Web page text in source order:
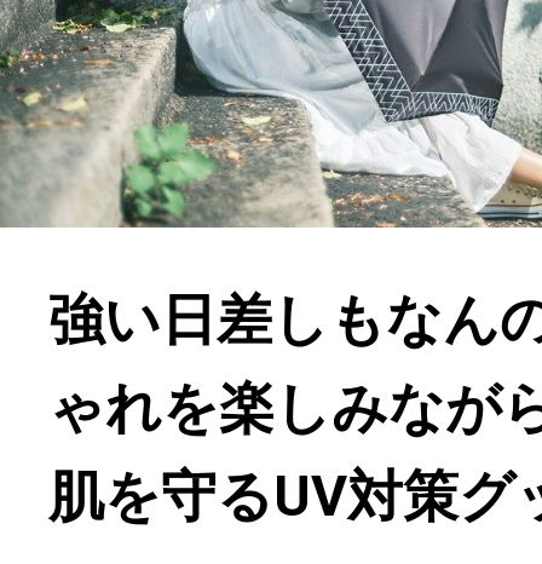
強い日差しもなん
ゃれを楽しみなが
肌を守るUV対策グ